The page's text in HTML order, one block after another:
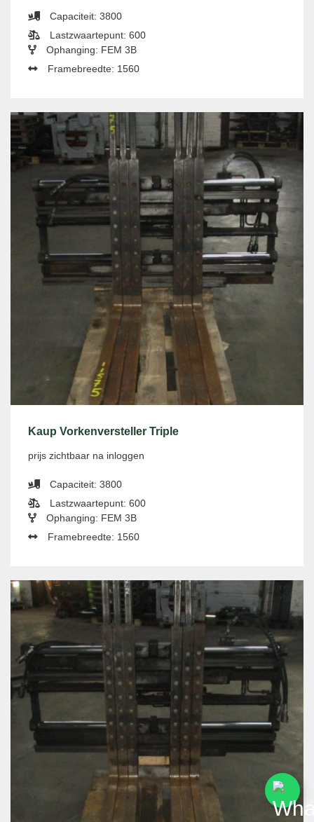
Capaciteit: 3800
Lastzwaartepunt: 600
Ophanging: FEM 3B
Framebreedte: 1560
Kaup Vorkenversteller Triple
prijs zichtbaar na inloggen
Capaciteit: 3800
Lastzwaartepunt: 600
Ophanging: FEM 3B
Framebreedte: 1560